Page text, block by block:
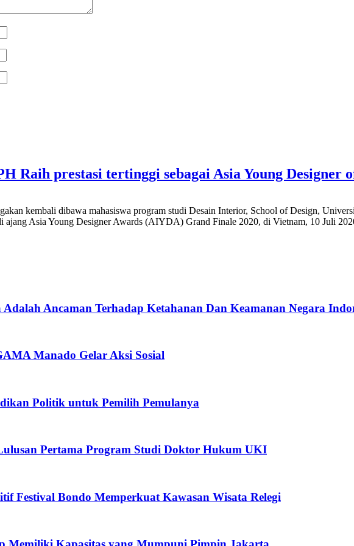
Raih prestasi tertinggi sebagai Asia Young Designer
kembali dibawa mahasiswa program studi Desain Interior, School of Design,
ajang Asia Young Designer Awards (AIYDA) Grand Finale 2020, di Vietnam, 10 Juli
Ancaman Terhadap Ketahanan Dan Keamanan Negara
Manado Gelar Aksi Sosial
Politik untuk Pemilih Pemulanya
Pertama Program Studi Doktor Hukum UKI
Festival Bondo Memperkuat Kawasan Wisata Relegi